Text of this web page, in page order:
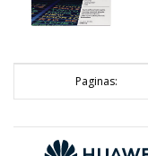
Paginas: